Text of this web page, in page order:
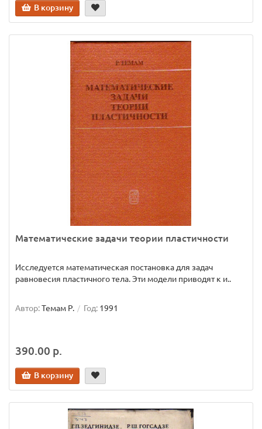
В корзину
Математические задачи теории пластичности
Исследуется математическая постановка для задач
равновесия пластичного тела. Эти модели приводят к и..
Автор:Темам Р. Год: 1991
390.00 р.
В корзину